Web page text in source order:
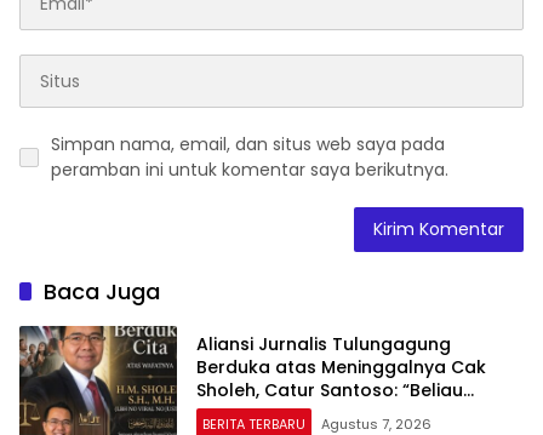
Simpan nama, email, dan situs web saya pada
peramban ini untuk komentar saya berikutnya.
Baca Juga
Aliansi Jurnalis Tulungagung
Berduka atas Meninggalnya Cak
Sholeh, Catur Santoso: “Beliau
Pejuang Keadilan yang Vokal”
BERITA TERBARU Agustus 7, 2026